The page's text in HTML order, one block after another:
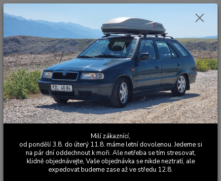
Menu
Hledat
Po - Pá 9:00 - 17:00
0,00 Kč
Úvod Univerzální autodoplňky Pouzdro na brýle plně uzavírací
Pouzdro na brýle plně uzavírací
Milí zákaznící,
od pondělí 3.8. do úterý 11.8. máme letní dovolenou. Jedeme si
na pár dní oddechnout k moři. Ale netřeba se tím stresovat,
klidně objednávejte, Vaše objednávka se nikde neztratí, ale
expedovat budeme zase až ve středu 12.8.